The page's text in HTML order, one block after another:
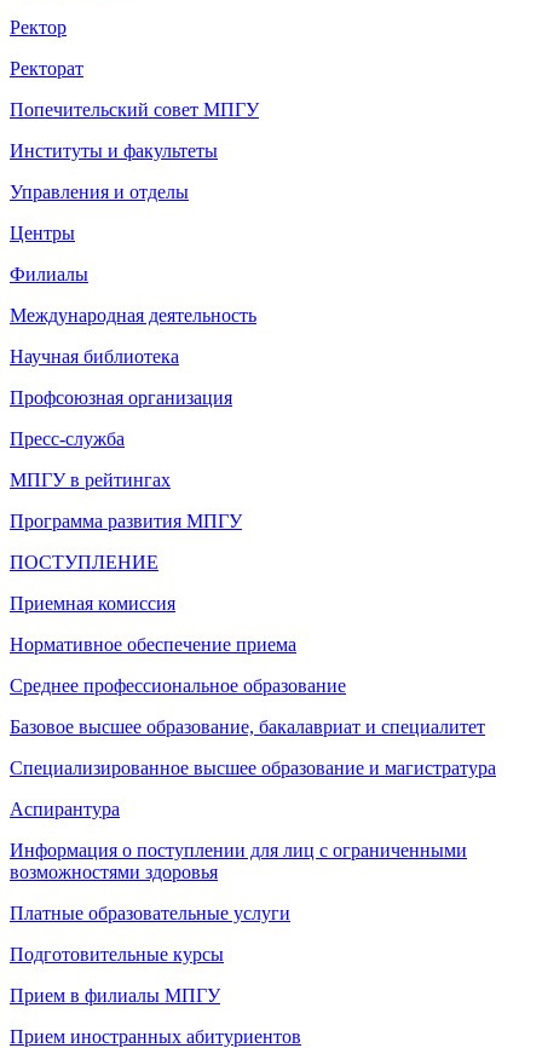
Ректор
Ректорат
Попечительский совет МПГУ
Институты и факультеты
Управления и отделы
Центры
Филиалы
Международная деятельность
Научная библиотека
Профсоюзная организация
Пресс-служба
МПГУ в рейтингах
Программа развития МПГУ
ПОСТУПЛЕНИЕ
Приемная комиссия
Нормативное обеспечение приема
Среднее профессиональное образование
Базовое высшее образование, бакалавриат и специалитет
Специализированное высшее образование и магистратура
Аспирантура
Информация о поступлении для лиц с ограниченными
возможностями здоровья
Платные образовательные услуги
Подготовительные курсы
Прием в филиалы МПГУ
Прием иностранных абитуриентов